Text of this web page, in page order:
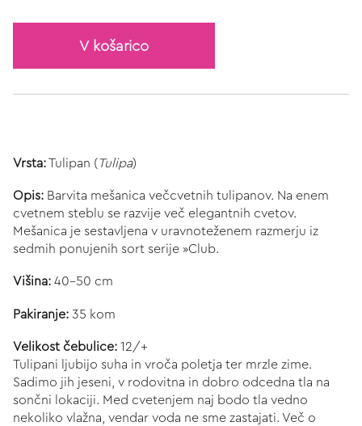
V košarico
Vrsta:Tulipan ( Tulipa)
Opis: Barvita mešanica večcvetnih tulipanov. Na enem
cvetnem steblu se razvije več elegantnih cvetov.
Mešanica je sestavljena v uravnoteženem razmerju iz
sedmih ponujenih sort serije »Club.
Višina: 40-50 cm
Pakiranje: 35 kom
Velikost čebulice: 12/+
Tulipani ljubijo suha in vroča poletja ter mrzle zime.
Sadimo jih jeseni, v rodovitna in dobro odcedna tla na
sončni lokaciji. Med cvetenjem naj bodo tla vedno
nekoliko vlažna, vendar voda ne sme zastajati. Več o